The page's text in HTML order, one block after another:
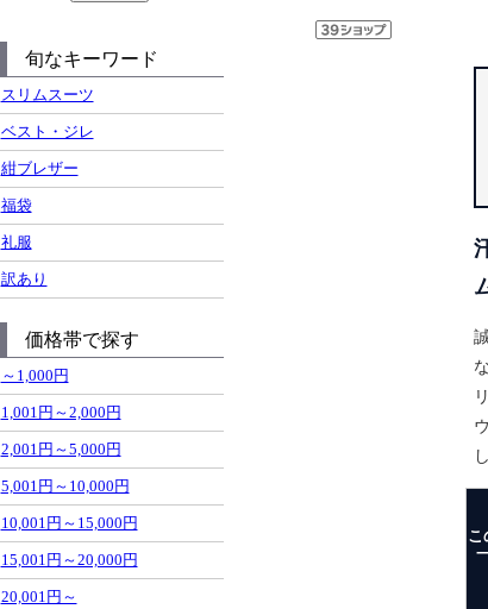
旬なキーワード
スリムスーツ
ベスト・ジレ
紺ブレザー
福袋
礼服
訳あり
価格帯で探す
～1,000円
1,001円～2,000円
2,001円～5,000円
5,001円～10,000円
10,001円～15,000円
15,001円～20,000円
20,001円～
こ